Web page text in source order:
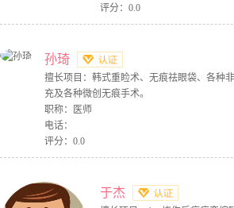
评分：0.0
孙琦
擅长项目：韩式重睑术、无痕祛眼袋、各种
充及各种微创无痕手术。
职称：医师
电话：
评分：0.0
于杰